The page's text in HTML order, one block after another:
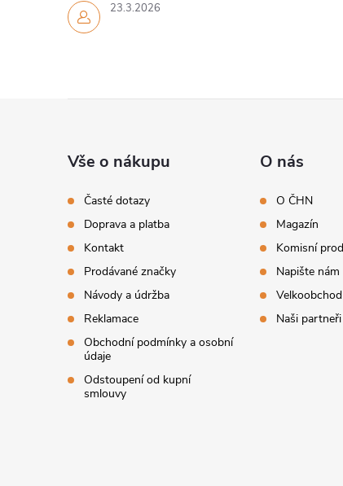
23.3.2026
Vše o nákupu
Časté dotazy
Doprava a platba
Kontakt
Prodávané značky
Návody a údržba
Reklamace
Obchodní podmínky a osobní
údaje
Odstoupení od kupní
smlouvy
O nás
O ČHN
Magazín
Komisní
Napište nám
Velkoobchod
Naši partneři